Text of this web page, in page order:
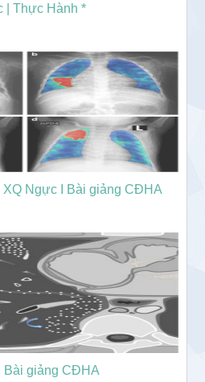
| Thực Hành *
Ngực I Bài giảng CĐHA
Bài giảng CĐHA